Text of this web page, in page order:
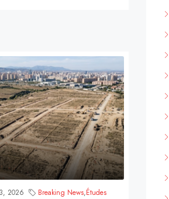
2026 Breaking News,Études